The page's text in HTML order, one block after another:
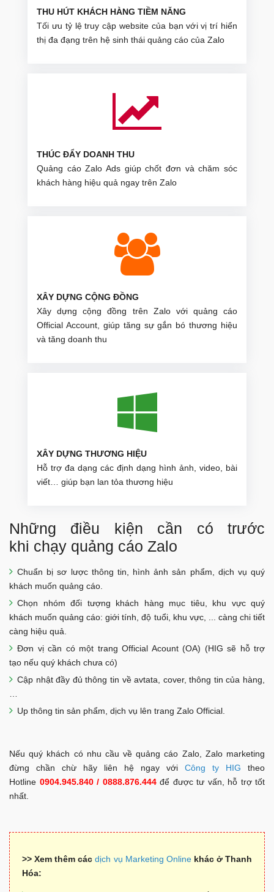
THU HÚT KHÁCH HÀNG TIỀM NĂNG
Tối ưu tỷ lệ truy cập website của bạn với vị trí hiển
thị đa đạng trên hệ sinh thái quảng cáo của Zalo
THÚC ĐẨY DOANH THU
Quảng cáo Zalo Ads giúp chốt đơn và chăm sóc
khách hàng hiệu quả ngay trên Zalo
XÂY DỰNG CỘNG ĐỒNG
Xây dựng cộng đồng trên Zalo với quảng cáo
Official Account, giúp tăng sự gắn bó thương hiệu
và tăng doanh thu
XÂY DỰNG THƯƠNG HIỆU
Hỗ trợ đa dạng các định dạng hình ảnh, video, bài
viết… giúp bạn lan tỏa thương hiệu
Những điều kiện cần có trước
khi chạy quảng cáo Zalo
Chuẩn bị sơ lược thông tin, hình ảnh sản phẩm, dịch vụ quý
khách muốn quảng cáo.
Chọn nhóm đối tượng khách hàng mục tiêu, khu vực quý
khách muốn quảng cáo: giới tính, độ tuổi, khu vực, ... càng chi tiết
càng hiệu quả.
Đơn vị cần có một trang Official Acount (OA) (HIG sẽ hỗ trợ
tạo nếu quý khách chưa có)
Cập nhật đầy đủ thông tin về avtata, cover, thông tin của hàng,
Up thông tin sản phẩm, dịch vụ lên trang Zalo Official.
Nếu quý khách có nhu cầu về quảng cáo Zalo, Zalo marketing
đừng chần chừ hãy liên hệ ngay với Công ty HIG theo
Hotline 0904.945.840 / 0888.876.444để được tư vấn, hỗ trợ tốt
nhất.
>> Xem thêm cácdịch vụ Marketing Onlinekhác ở Thanh
Hóa: